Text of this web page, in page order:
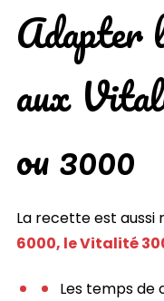
Adapter
aux
ou 3000
La recette est aussi
6000, le Vitalité
Les temps de